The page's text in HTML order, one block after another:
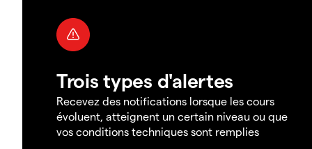
Trois types d'alertes
Recevez des notifications lorsque les cours
évoluent, atteignent un certain niveau ou que
vos conditions techniques sont remplies